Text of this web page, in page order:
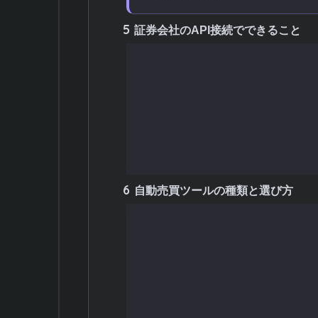
5 証券会社のAPI接続でできること
6 自動売買ツールの種類と選び方